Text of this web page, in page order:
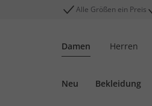
Alle Größen ein Preis
Damen Herren
Neu Bekleidung